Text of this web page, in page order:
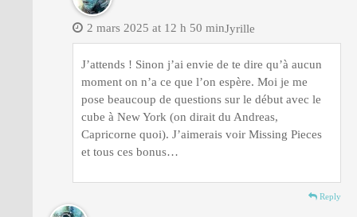
Jyrille
2 mars 2025 at 12 h 50 min
J’attends ! Sinon j’ai envie de te dire qu’à aucun
moment on n’a ce que l’on espère. Moi je me
pose beaucoup de questions sur le début avec le
cube à New York (on dirait du Andreas,
Capricorne quoi). J’aimerais voir Missing Pieces
et tous ces bonus…
Reply